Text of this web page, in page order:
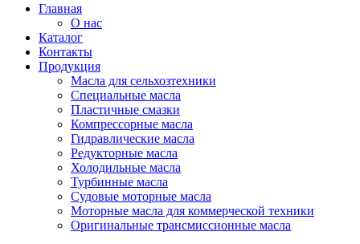
Главная
О нас
Каталог
Контакты
Продукция
Масла для сельхозтехники
Специальные масла
Пластичные смазки
Компрессорные масла
Гидравлические масла
Редукторные масла
Холодильные масла
Турбинные масла
Судовые моторные масла
Моторные масла для коммерческой техники
Оригинальные трансмиссионные масла